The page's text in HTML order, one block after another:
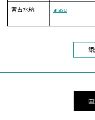
宮古水納 arasʉ